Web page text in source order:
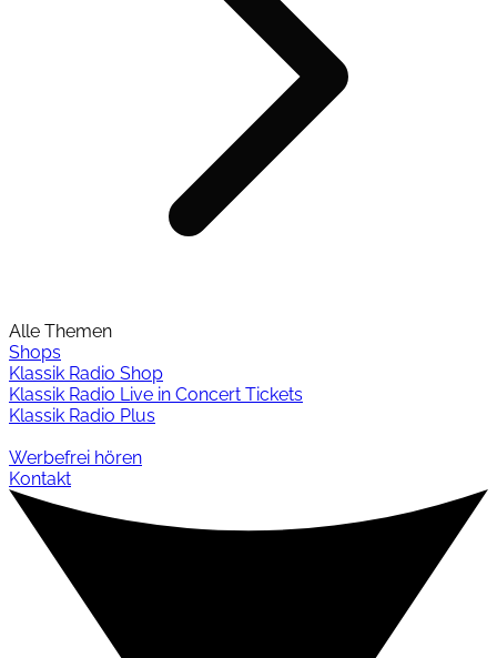
Alle Themen
Shops
Klassik Radio Shop
Klassik Radio Live in Concert Tickets
Klassik Radio Plus
Werbefrei hören
Kontakt